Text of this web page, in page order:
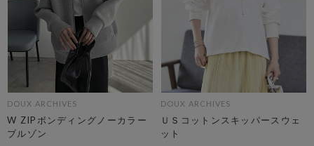
DOUX ARCHIVES
W ZIPボンディングノーカラー
ブルゾン
DOUX ARCHIVES
ＵＳコットンスキッパースウェ
ット